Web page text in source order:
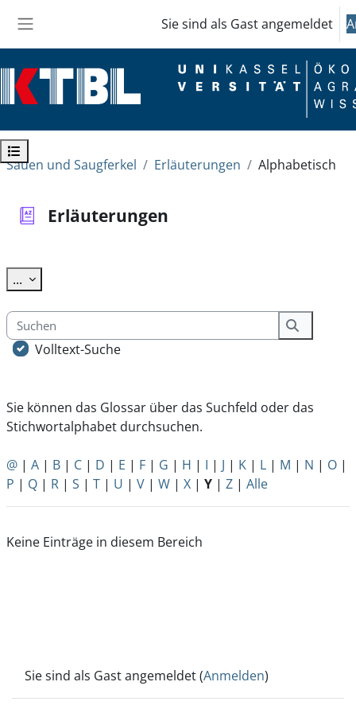
Sie sind als Gast angemeldet
Kursindex öffnen
Sauen und Saugferkel
Erläuterungen Alphabetisch
Erläuterungen
... Einträge exportieren
Suchen
Suchen
Volltext-Suche
Sie können das Glossar über das Suchfeld oder das
Stichwortalphabet durchsuchen.
@ | A | B | C | D | E | F | G | H | I | J | K | L | M | N | O |
P | Q | R | S | T | U | V | W | X | Y | Z | Alle
Keine Einträge in diesem Bereich
Sie sind als Gast angemeldet (Anmelden)